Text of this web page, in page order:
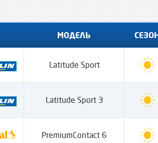
МОДЕЛЬ
Latitude Sport
Latitude Sport 3
PremiumContact 6